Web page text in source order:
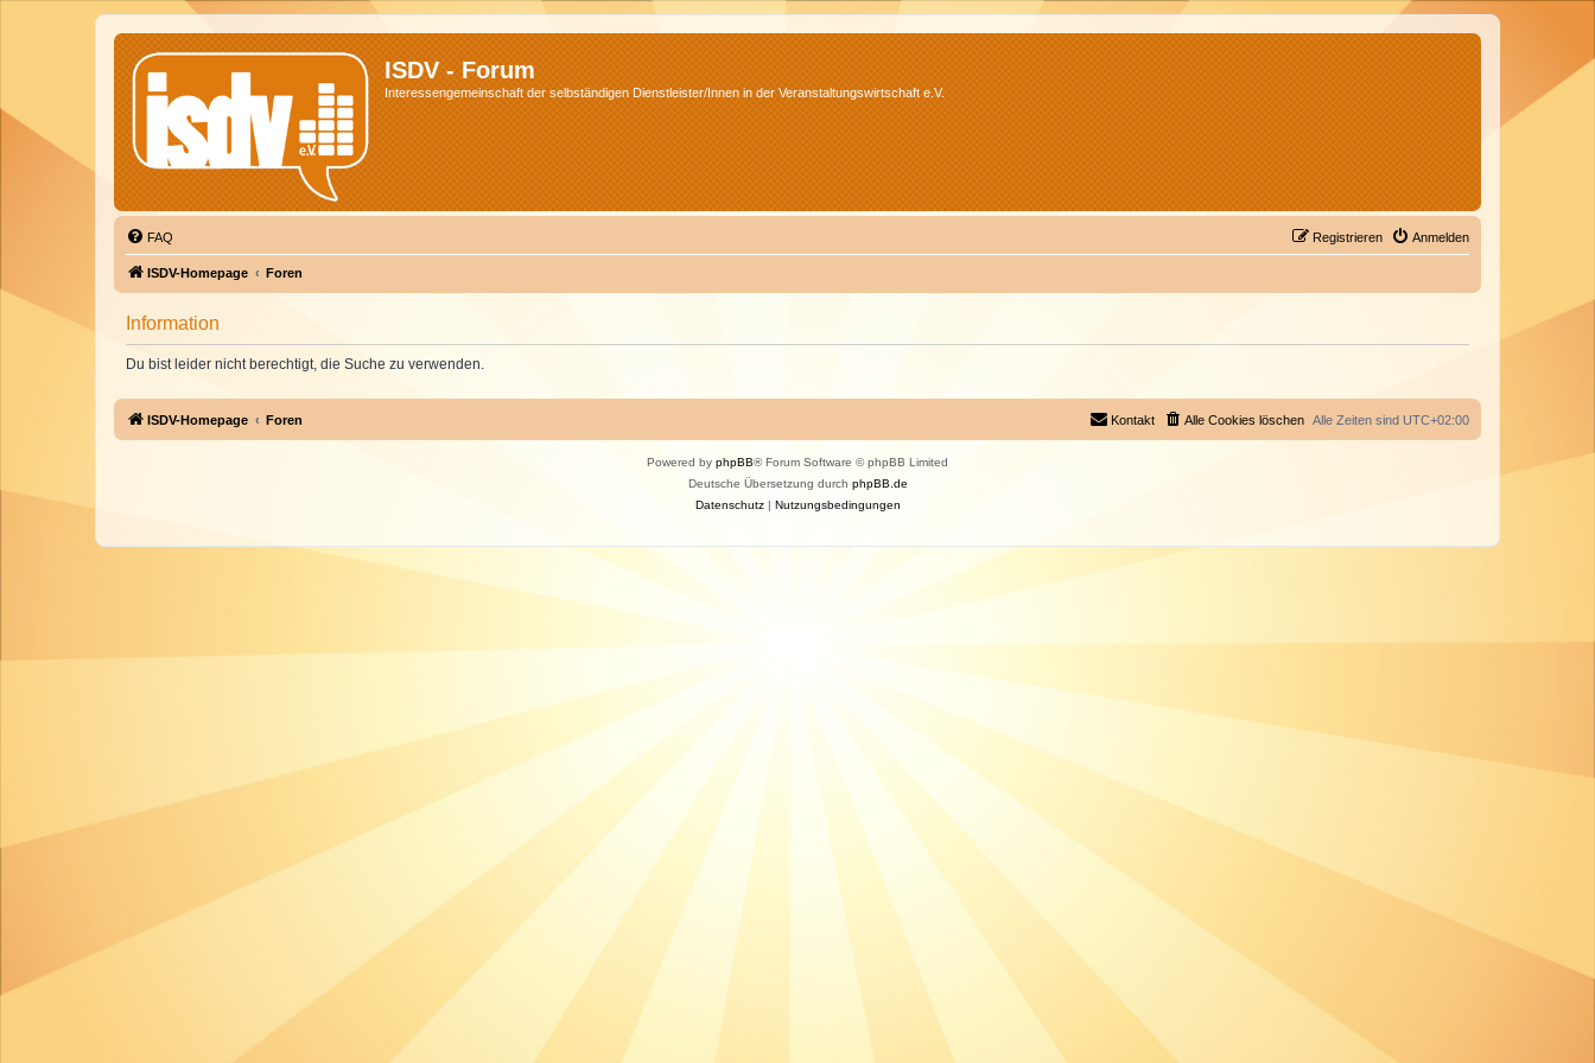
ISDV - Forum
Interessengemeinschaft der selbständigen Dienstleister/Innen in der Veranstaltungswirtschaft e.V.
FAQ Anmelden
Registrieren
ISDV-Homepage Foren
Information
Du bist leider nicht berechtigt, die Suche zu verwenden.
ISDV-Homepage Foren Alle Zeiten sind UTC+02:00
Alle Cookies löschen
Kontakt
Powered by phpBB® Forum Software © phpBB Limited
Deutsche Übersetzung durch phpBB.de
Datenschutz| Nutzungsbedingungen